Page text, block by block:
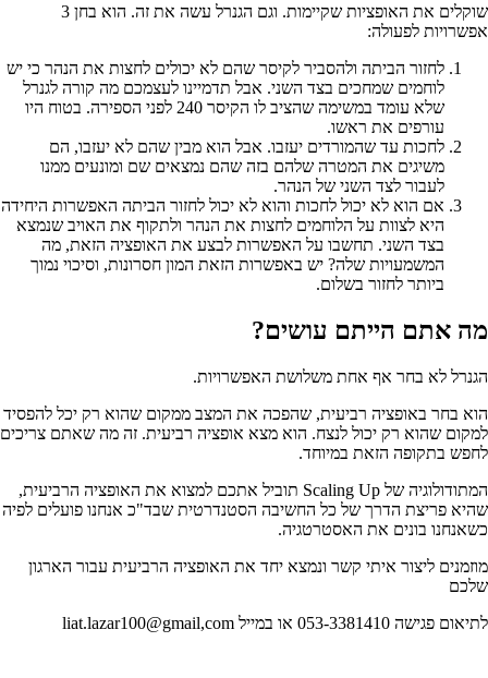
שוקלים את האופציות שקיימות. וגם הגנרל עשה את זה. הוא בחן 3
אפשרויות לפעולה:
לחזור הביתה ולהסביר לקיסר שהם לא יכולים לחצות את הנהר כי יש
לוחמים שמחכים בצד השני. אבל תדמיינו לעצמכם מה קורה לגנרל
שלא עומד במשימה שהציב לו הקיסר 240 לפני הספירה. בטוח היו
עורפים את ראשו.
לחכות עד שהמורדים יעזבו. אבל הוא מבין שהם לא יעזבו, הם
משיגים את המטרה שלהם בזה שהם נמצאים שם ומונעים ממנו
לעבור לצד השני של הנהר.
אם הוא לא יכול לחכות והוא לא יכול לחזור הביתה האפשרות היחידה
היא לצוות על הלוחמים לחצות את הנהר ולתקוף את האויב שנמצא
בצד השני. תחשבו על האפשרות לבצע את האופציה הזאת, מה
המשמעויות שלה? יש באפשרות הזאת המון חסרונות, וסיכוי נמוך
ביותר לחזור בשלום.
מה אתם הייתם עושים?
הגנרל לא בחר אף אחת משלושת האפשרויות.
הוא בחר באופציה רביעית, שהפכה את המצב ממקום שהוא רק יכל להפסיד
למקום שהוא רק יכול לנצח. הוא מצא אופציה רביעית. זה מה שאתם צריכים
לחפש בתקופה הזאת במיוחד.
המתודולוגיה של Scaling Up תוביל אתכם למצוא את האופציה הרביעית,
שהיא פריצת הדרך של כל החשיבה הסטנדרטית שבד"כ אנחנו פועלים לפיה
כשאנחנו בונים את האסטרטגיה.
מוזמנים ליצור איתי קשר ונמצא יחד את האופציה הרביעית עבור הארגון
שלכם
לתיאום פגישה 053-3381410 או במייל liat.lazar100@gmail,com